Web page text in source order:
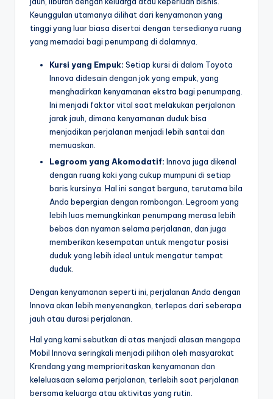
Keunggulan utamanya dilihat dari kenyamanan yang
tinggi yang luar biasa disertai dengan tersedianya ruang
yang memadai bagi penumpang di dalamnya.
Kursi yang Empuk: Setiap kursi di dalam Toyota
Innova didesain dengan jok yang empuk, yang
menghadirkan kenyamanan ekstra bagi penumpang.
Ini menjadi faktor vital saat melakukan perjalanan
jarak jauh, dimana kenyamanan duduk bisa
menjadikan perjalanan menjadi lebih santai dan
memuaskan.
Legroom yang Akomodatif: Innova juga dikenal
dengan ruang kaki yang cukup mumpuni di setiap
baris kursinya. Hal ini sangat berguna, terutama bila
Anda bepergian dengan rombongan. Legroom yang
lebih luas memungkinkan penumpang merasa lebih
bebas dan nyaman selama perjalanan, dan juga
memberikan kesempatan untuk mengatur posisi
duduk yang lebih ideal untuk mengatur tempat
duduk.
Dengan kenyamanan seperti ini, perjalanan Anda dengan
Innova akan lebih menyenangkan, terlepas dari seberapa
jauh atau durasi perjalanan.
Hal yang kami sebutkan di atas menjadi alasan mengapa
Mobil Innova seringkali menjadi pilihan oleh masyarakat
Krendang yang memprioritaskan kenyamanan dan
keleluasaan selama perjalanan, terlebih saat perjalanan
bersama keluarga atau aktivitas yang rutin.